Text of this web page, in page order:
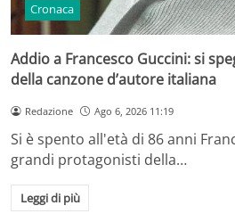
Cronaca
Addio a Francesco Guccini: si
della canzone d’autore italiana
Redazione Ago 6, 2026 11:19
Si è spento all'età di 86 anni
grandi protagonisti della…
Leggi di più